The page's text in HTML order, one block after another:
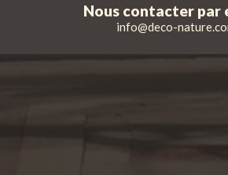
Nous contacter par
info@deco-